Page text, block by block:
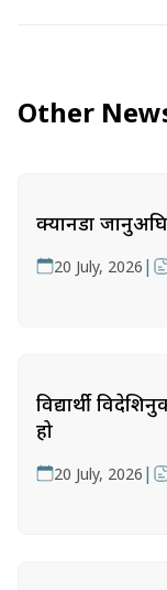
Other
क्यानडा
20 July, 2026 |
विद्यार्थी
हो
20 July, 2026 |